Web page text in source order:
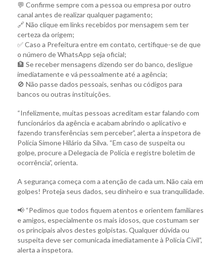
💬 Confirme sempre com a pessoa ou empresa por outro
canal antes de realizar qualquer pagamento;
🔗 Não clique em links recebidos por mensagem sem ter
certeza da origem;
✅ Caso a Prefeitura entre em contato, certifique-se de que
o número de WhatsApp seja oficial;
🏦 Se receber mensagens dizendo ser do banco, desligue
imediatamente e vá pessoalmente até a agência;
🚫 Não passe dados pessoais, senhas ou códigos para
bancos ou outras instituições.
“Infelizmente, muitas pessoas acreditam estar falando com
funcionários da agência e acabam abrindo o aplicativo e
fazendo transferências sem perceber”, alerta a inspetora de
Polícia Simone Hilário da Silva. “Em caso de suspeita ou
golpe, procure a Delegacia de Polícia e registre boletim de
ocorrência”, orienta.
A segurança começa com a atenção de cada um. Não caia em
golpes! Proteja seus dados, seu dinheiro e sua tranquilidade.
📢 “Pedimos que todos fiquem atentos e orientem familiares
e amigos, especialmente os mais idosos, que costumam ser
os principais alvos destes golpistas. Qualquer dúvida ou
suspeita deve ser comunicada imediatamente à Polícia Civil”,
alerta a inspetora.